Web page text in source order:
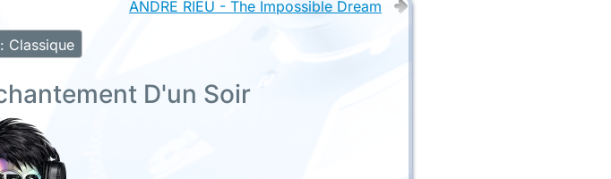
ANDRE RIEU - The Impossible Dream
Classique
D'un Soir